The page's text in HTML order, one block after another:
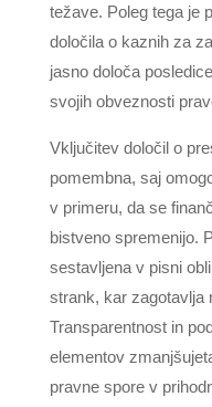
težave. Poleg tega je
določila o kaznih za
jasno določa
svojih obveznosti
Vključitev določil o
pomembna, saj
v primeru, da se
bistveno spremenijo.
sestavljena v pisni
strank, kar zagotavlja
Transparentnost in
elementov
pravne spore v